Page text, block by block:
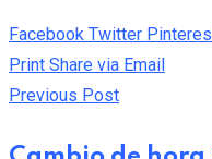
Facebook Twitter
Print Share via Email
Previous Post